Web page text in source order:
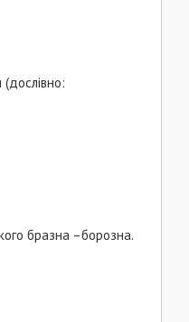
бразна –борозна.